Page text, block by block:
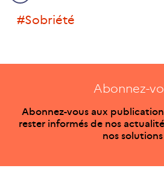
#sobriété
Abonnez-
Abonnez-vous aux
rester informés de nos
nos solutions